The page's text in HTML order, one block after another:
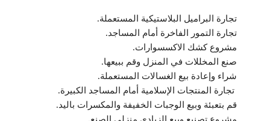
تجارة البراميل البلاستيكية المستعملة.
تجارة التمور الفاخرة أمام المساجد.
مشروع كشك الاكسسوارات.
صنع المخللات في المنزل وقم ببيعها.
شراء وإعادة بيع الغسالات المستعملة.
تجارة المنتجات الإسلامية أمام المساجد الكبيرة.
قم بتعبئة وبيع الوجبات الخفيفة والمكسرات باليد.